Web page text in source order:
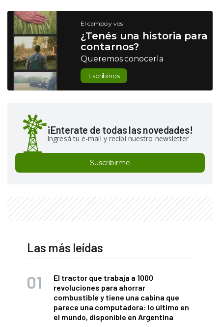
El campo y vos
¿Tenés una historia para
contarnos?
Queremos conocerla
Escribinos
¡Enterate de todas las novedades!
Ingresá tu e-mail y recibí nuestro newsletter
Suscribirme
Las más leídas
El tractor que trabaja a 1000
revoluciones para ahorrar
combustible y tiene una cabina que
parece una computadora: lo último en
el mundo, disponible en Argentina